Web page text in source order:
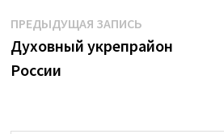
Навигация
по
ПРЕДЫДУЩАЯ ЗАПИСЬПредыдущая
запись:
Духовный укрепрайон
России